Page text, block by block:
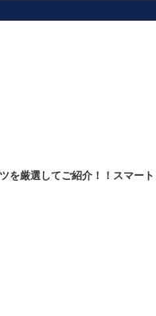
を厳選してご紹介！！スマート